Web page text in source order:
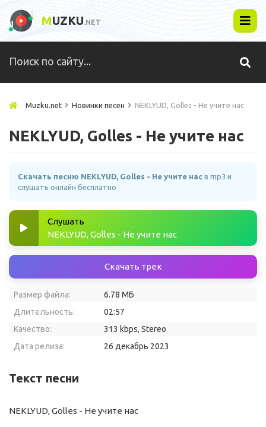
MUZKU.NET
Muzku.net Новинки песен NEKLYUD, Golles - Не учите нас
NEKLYUD, Golles - Не учите нас
Скачать песню NEKLYUD, Golles - Не учите нас в mp3 и
слушать онлайн бесплатно
Слушать
NEKLYUD, Golles - Не учите нас
Скачать трек
Размер файла:
6.78 МБ
Длительность:
02:57
Качество:
313 kbps, Stereo
Дата релиза:
26 декабрь 2023
Текст песни
NEKLYUD, Golles - Не учите нас